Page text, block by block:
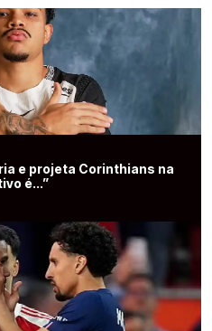
e projeta Corinthians na
é...”